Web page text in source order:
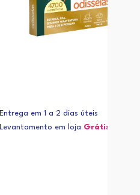
Entrega em 1 a 2 dias úteis
Levantamento em loja Grátis*